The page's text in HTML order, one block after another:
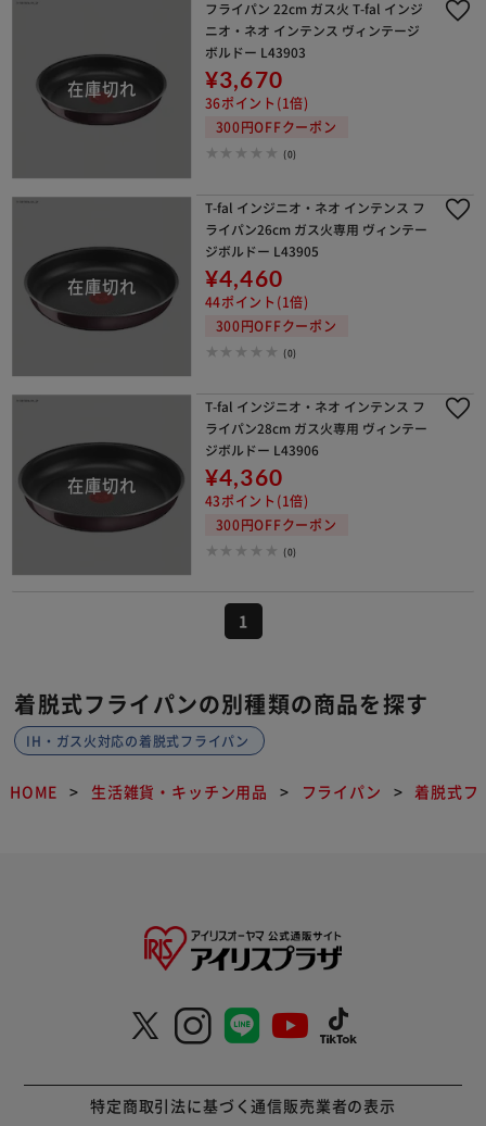
フライパン 22cm ガス火 T-fal インジ
ニオ・ネオ インテンス ヴィンテージ
ボルドー L43903
¥3,670
36ポイント(1倍)
300円OFFクーポン
(0)
T-fal インジニオ・ネオ インテンス フ
ライパン26cm ガス火専用 ヴィンテー
ジボルドー L43905
¥4,460
44ポイント(1倍)
300円OFFクーポン
(0)
T-fal インジニオ・ネオ インテンス フ
ライパン28cm ガス火専用 ヴィンテー
ジボルドー L43906
¥4,360
43ポイント(1倍)
300円OFFクーポン
(0)
1
着脱式フライパンの別種類の商品を探す
IH・ガス火対応の着脱式フライパン
HOME 生活雑貨・キッチン用品 フライパン 着脱式フ
特定商取引法に基づく通信販売業者の表示